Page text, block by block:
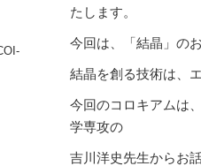
たします。
今回は、「結晶」の
結晶を創る技術は、
今回のコロキアムは
学専攻の
吉川洋史先生からお